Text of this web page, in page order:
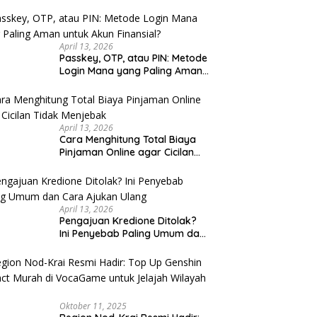
April 13, 2026
Passkey, OTP, atau PIN: Metode
Login Mana yang Paling Aman
April 13, 2026
Cara Menghitung Total Biaya
Pinjaman Online agar Cicilan
April 13, 2026
Pengajuan Kredione Ditolak?
Ini Penyebab Paling Umum dan
Oktober 11, 2025